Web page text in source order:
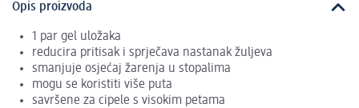
Opis proizvoda
1 par gel uložaka
reducira pritisak i sprječava nastanak žuljeva
smanjuje osjećaj žarenja u stopalima
mogu se koristiti više puta
savršene za cipele s visokim petama